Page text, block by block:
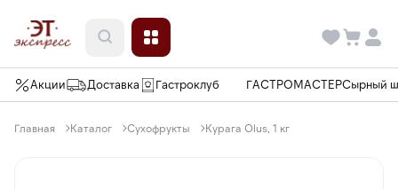
Акции Доставка Гастроклуб ГАСТРОМАСТЕРСырный
Главная Каталог Сухофрукты Курага Olus, 1 кг